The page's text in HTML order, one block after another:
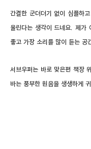
간결한 군더더기 없이 심플하
울린다는 생각이 드네요. 제가
좋고 가장 소리를 많이 듣는 공
서브우퍼는 바로 맞은편 책장
바는 풍부한 원음을 생생하게